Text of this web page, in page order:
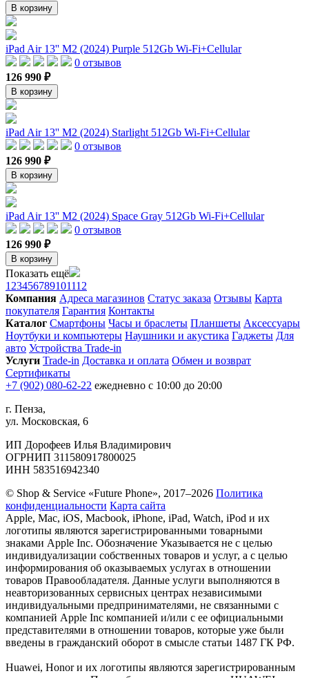
В корзину
iPad Air 13'' M2 (2024) Purple 512Gb Wi-Fi+Cellular
0 отзывов
126 990 ₽
В корзину
iPad Air 13'' M2 (2024) Starlight 512Gb Wi-Fi+Cellular
0 отзывов
126 990 ₽
В корзину
iPad Air 13'' M2 (2024) Space Gray 512Gb Wi-Fi+Cellular
0 отзывов
126 990 ₽
В корзину
Показать ещё
1 23456789101112
Компания Адреса магазинов Статус заказа Отзывы Карта
покупателя Гарантия Контакты
Каталог Смартфоны Часы и браслеты Планшеты Аксессуары
Ноутбуки и компьютеры Наушники и акустика Гаджеты Для
авто Устройства Trade-in
Услуги Trade-in Доставка и оплата Обмен и возврат
Сертификаты
+7 (902) 080-62-22 ежедневно с 10:00 до 20:00
г. Пенза,
ул. Московская, 6
ИП Дорофеев Илья Владимирович
ОГРНИП 311580917800025
ИНН 583516942340
© Shop & Service «Future Phone», 2017–2026 Политика
конфиденциальности Карта сайта
Apple, Mac, iOS, Macbook, iPhone, iPad, Watch, iPod и их
логотипы являются зарегистрированными товарными
знаками Apple Inc. Обозначение Указывается не с целью
индивидуализации собственных товаров и услуг, а с целью
информирования об оказываемых услугах в отношении
товаров Правообладателя. Данные услуги выполняются в
неавторизованных сервисных центрах независимыми
индивидуальными предпринимателями, не связанными с
компанией Apple Inc компанией и/или с ее официальными
представителями в отношении товаров, которые уже были
введены в гражданский оборот в смысле статьи 1487 ГК РФ.
Huawei, Honor и их логотипы являются зарегистрированным